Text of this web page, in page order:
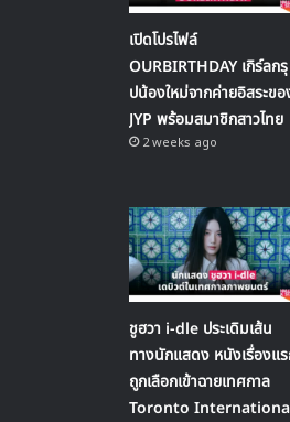
เปิดโปรไฟล์
OURBIRTHDAY เกิร์ลกรุ
ปน้องใหม่จากค่ายอิสระขอ
JYP พร้อมสมาชิกสาวไทย
2 weeks ago
ชูฮวา i-dle ประเดิมเส้น
ทางนักแสดง หนังเรื่องแ
ถูกเลือกเข้าฉายเทศกาล
Toronto